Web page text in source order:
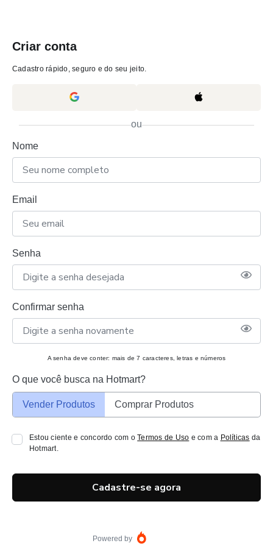
Criar conta
Cadastro rápido, seguro e do seu jeito.
ou
Nome
Email
Senha
Confirmar senha
A senha deve conter: mais de 7 caracteres, letras e números
O que você busca na Hotmart?
Vender Produtos Comprar Produtos
Estou ciente e concordo com oTermos de Uso e com a Políticas da
Hotmart.
Cadastre-se agora
Powered by